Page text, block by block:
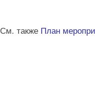
См. также План